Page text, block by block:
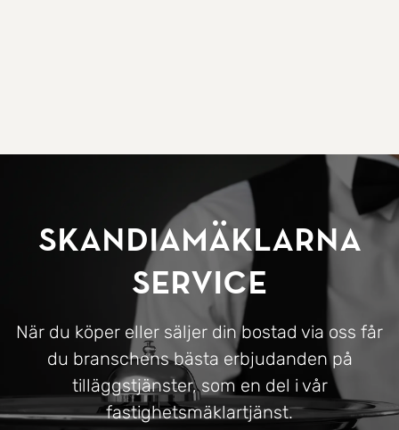
SkandiaMäklarna
Service
När du köper eller säljer din bostad via oss får
du branschens bästa erbjudanden på
tilläggstjänster, som en del i vår
fastighetsmäklartjänst.